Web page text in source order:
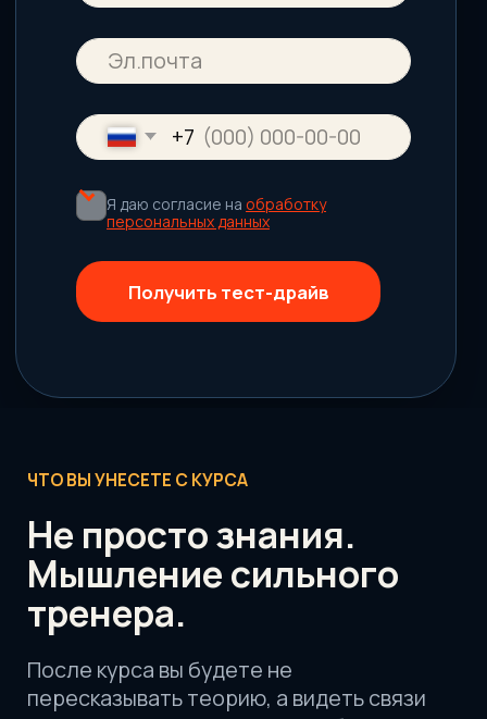
Дмитрий Горковский
Практикующий врач спортивной медицины,
фитнес-тренеров по всей России и ближнему
зарубежью. Свою работу он основывает не
только на глубоком понимании теории и
Преподаватель
Врач спортивной медицины и ЛФК уже более 13
лет
Совладелец клиники в Москве ("КТГ")
Амбассадор SEAS (единственны в СНГ)
Сооснователь Эвотрен
Специалист "Концепции Mulligan"
Лектор международных конвенций
Специалист PNF-терапии
Спикер российских медицинских симпозиумов
Преподавательский стаж более 12 лет